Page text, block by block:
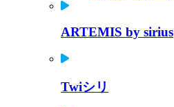
ARTEMIS by sirius
Twiシリ